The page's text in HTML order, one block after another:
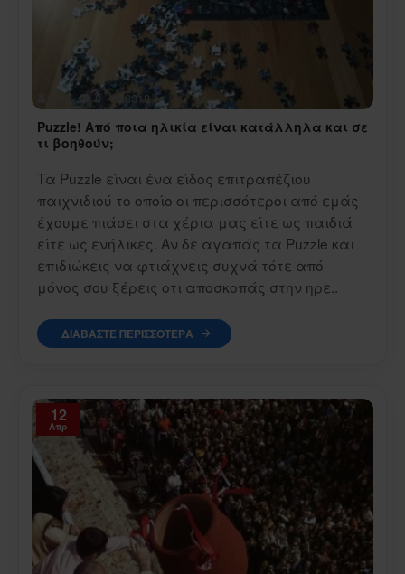
olga 0 3318
Puzzle! Από ποια ηλικία είναι κατάλληλα και σε
τι βοηθούν;
Τα Puzzle είναι ένα είδος επιτραπέζιου
παιχνιδιού το οποίο οι περισσότεροι από εμάς
έχουμε πιάσει στα χέρια μας είτε ως παιδιά
είτε ως ενήλικες. Αν δε αγαπάς τα Puzzle και
επιδιώκεις να φτιάχνεις συχνά τότε από
μόνος σου ξέρεις οτι αποσκοπάς στην ηρε..
ΔΙΑΒΆΣΤΕ ΠΕΡΙΣΣΌΤΕΡΑ
12
Απρ